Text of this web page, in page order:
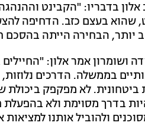
בדבריו: "הקבינט
שהוא בעצם כזב. הדחיפה
יותר, הבחירה הייתה
ושומרון אמר אלון:
בממשלה. הדרכים נלוזות,
לא מפקפק
בדרך מסוימת ולא בהפעלת
ולהוביל אותנו